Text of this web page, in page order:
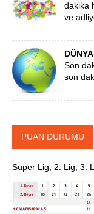
dakika
ve
DÜNYA
Son
son
PUAN DURUMU
Süper Lig, 2. Lig, 3.